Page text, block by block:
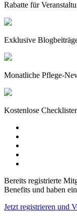
Rabatte für
Exklusive
Monatliche Pflege-
Kostenlose
Bereits registrierte
Benefits und haben
Jetzt registrieren und